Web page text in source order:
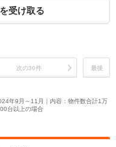
受け取る
次の30件 最後
年9月～11月｜内容：物件数合計1万
台以上の場合